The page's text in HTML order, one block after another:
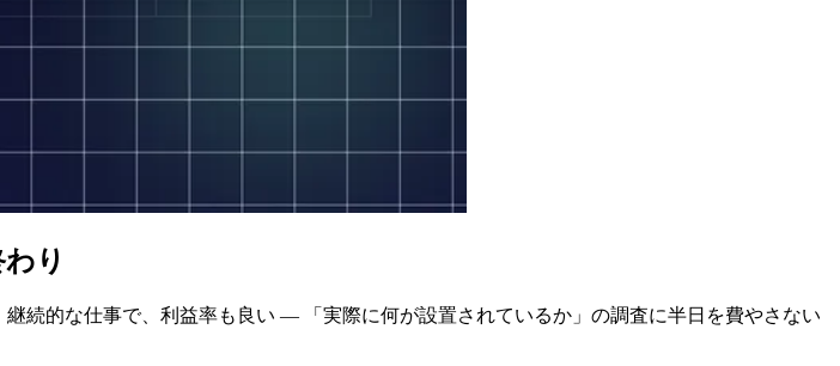
り
続的な仕事で、利益率も良い ― 「実際に何が設置されているか」の調査に半日を費やさない